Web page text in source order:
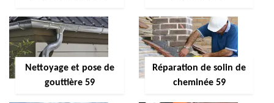
Nettoyage et pose de
gouttière 59
Réparation de solin de
cheminée 59